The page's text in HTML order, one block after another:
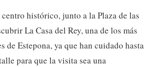
histórico, junto a la Plaza de las
La Casa del Rey, una de los más
de Estepona, ya que han cuidado hasta
para que la visita sea una